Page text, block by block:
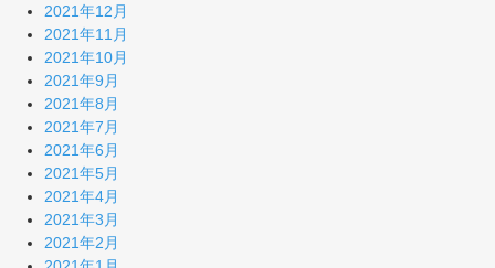
2021年12月
2021年11月
2021年10月
2021年9月
2021年8月
2021年7月
2021年6月
2021年5月
2021年4月
2021年3月
2021年2月